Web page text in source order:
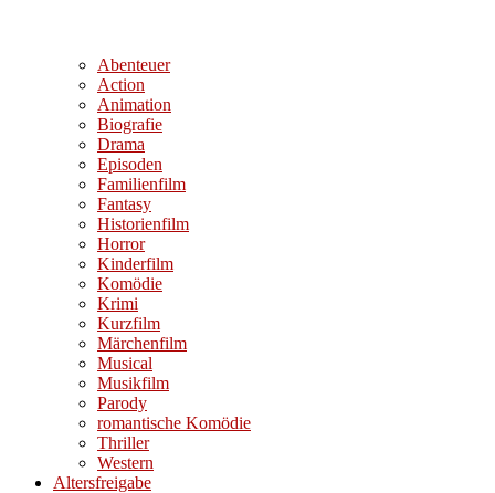
Abenteuer
Action
Animation
Biografie
Drama
Episoden
Familienfilm
Fantasy
Historienfilm
Horror
Kinderfilm
Komödie
Krimi
Kurzfilm
Märchenfilm
Musical
Musikfilm
Parody
romantische Komödie
Thriller
Western
Altersfreigabe